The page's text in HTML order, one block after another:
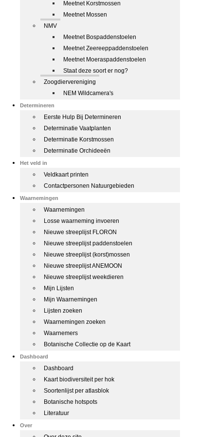
Meetnet Korstmossen
Meetnet Mossen
NMV
Meetnet Bospaddenstoelen
Meetnet Zeereeppaddenstoelen
Meetnet Moeraspaddenstoelen
Staat deze soort er nog?
Zoogdiervereniging
NEM Wildcamera's
Determineren
Eerste Hulp Bij Determineren
Determinatie Vaatplanten
Determinatie Korstmossen
Determinatie Orchideeën
Het veld in
Veldkaart printen
Contactpersonen Natuurgebieden
Waarnemingen
Waarnemingen
Losse waarneming invoeren
Nieuwe streeplijst FLORON
Nieuwe streeplijst paddenstoelen
Nieuwe streeplijst (korst)mossen
Nieuwe streeplijst ANEMOON
Nieuwe streeplijst weekdieren
Mijn Lijsten
Mijn Waarnemingen
Lijsten zoeken
Waarnemingen zoeken
Waarnemers
Botanische Collectie op de Kaart
Dashboard
Dashboard
Kaart biodiversiteit per hok
Soortenlijst per atlasblok
Botanische hotspots
Literatuur
Over